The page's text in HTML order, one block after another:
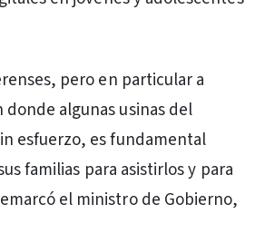
pero en particular a
algunas usinas del
esfuerzo, es fundamental
familias para asistirlos y para
el ministro de Gobierno,